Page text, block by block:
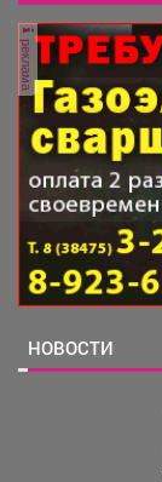
реклама
НОВОСТИ